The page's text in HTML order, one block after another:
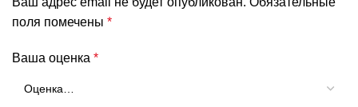
поля помечены *
Ваша оценка *